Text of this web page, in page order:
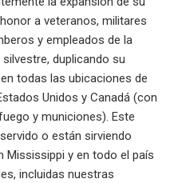
a veteranos, militares
y empleados de la
duplicando su
todas las ubicaciones de
Unidos y Canadá (con
y municiones). Este
o están sirviendo
Mississippi y en todo el país
incluidas nuestras